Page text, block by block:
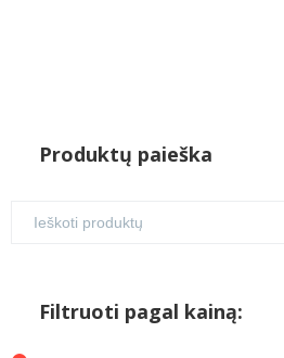
Produktų paieška
Filtruoti pagal kainą: